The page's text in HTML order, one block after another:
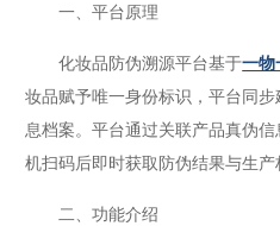
一、平台原理
化妆品防伪溯源平台基于一物
妆品赋予唯一身份标识，平台同
息档案。平台通过关联产品真伪
机扫码后即时获取防伪结果与生产
二、功能介绍